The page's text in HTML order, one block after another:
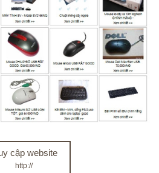
cập website
http://